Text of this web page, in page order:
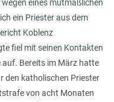
eines mutmaßlichen
ein Priester aus dem
Koblenz
fiel mit seinen Kontakten
auf. Bereits im März hatte
den katholischen Priester
von acht Monaten